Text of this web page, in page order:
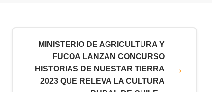
MINISTERIO DE AGRICULTURA Y
FUCOA LANZAN CONCURSO
HISTORIAS DE NUESTAR TIERRA
2023 QUE RELEVA LA CULTURA